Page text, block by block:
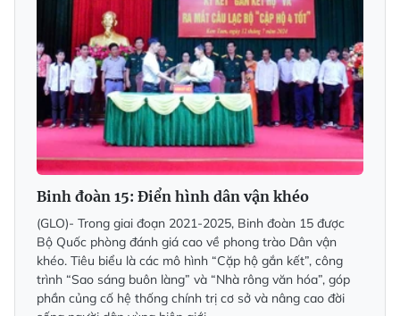
Binh đoàn 15: Điển hình dân vận khéo
(GLO)- Trong giai đoạn 2021-2025, Binh đoàn 15 được
Bộ Quốc phòng đánh giá cao về phong trào Dân vận
khéo. Tiêu biểu là các mô hình “Cặp hộ gắn kết”, công
trình “Sao sáng buôn làng” và “Nhà rông văn hóa”, góp
phần củng cố hệ thống chính trị cơ sở và nâng cao đời